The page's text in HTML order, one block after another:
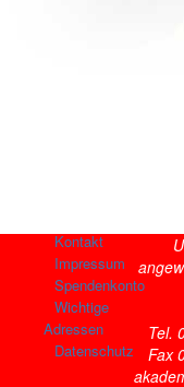
Tel.
Fax
Kontakt
Impressum
Spendenkonto
Wichtige
Adressen
Datenschutz